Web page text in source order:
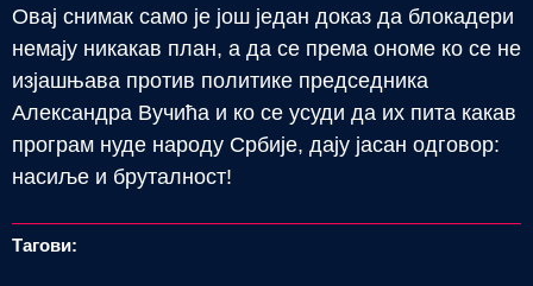
Овај снимак само је још један доказ да блокадери
немају никакав план, а да се према ономе ко се не
изјашњава против политике председника
Александра Вучића и ко се усуди да их пита какав
програм нуде народу Србије, дају јасан одговор:
насиље и бруталност!
Тагови: